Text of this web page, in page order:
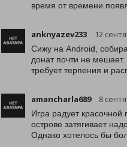
время от времени
anknyazev233 12
Сижу на Android,
донат почти не
требует терпения и
amancharla689 8
Игра радует
острове затягивает
Однако хотелось бы